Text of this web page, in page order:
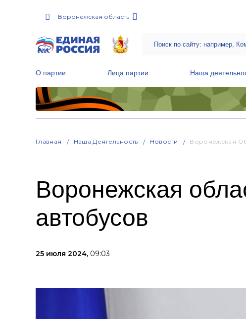
Воронежская область
О партии Лица партии Наша
Главная Наша Деятельность Новости Воронежская
Воронежская
автобусов
25 июля 2024, 09:03